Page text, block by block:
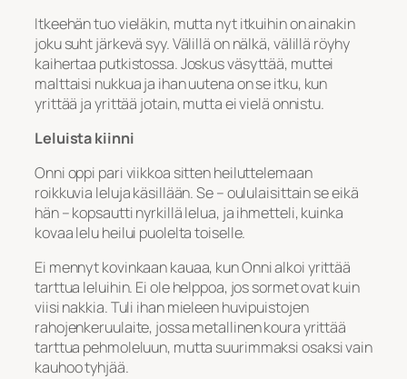
Itkeehän tuo vieläkin, mutta nyt itkuihin on ainakin
joku suht järkevä syy. Välillä on nälkä, välillä röyhy
kaihertaa putkistossa. Joskus väsyttää, muttei
malttaisi nukkua ja ihan uutena on se itku, kun
yrittää ja yrittää jotain, mutta ei vielä onnistu.
Leluista kiinni
Onni oppi pari viikkoa sitten heiluttelemaan
roikkuvia leluja käsillään. Se – oululaisittain se eikä
hän – kopsautti nyrkillä lelua, ja ihmetteli, kuinka
kovaa lelu heilui puolelta toiselle.
Ei mennyt kovinkaan kauaa, kun Onni alkoi yrittää
tarttua leluihin. Ei ole helppoa, jos sormet ovat kuin
viisi nakkia. Tuli ihan mieleen huvipuistojen
rahojenkeruulaite, jossa metallinen koura yrittää
tarttua pehmoleluun, mutta suurimmaksi osaksi vain
kauhoo tyhjää.